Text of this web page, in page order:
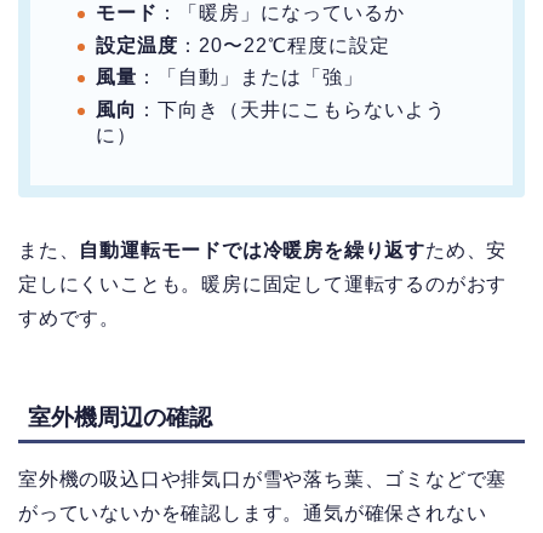
モード ：「暖房」になっているか
設定温度 ：20〜22℃程度に設定
風量 ：「自動」または「強」
風向 ： 下向き
（天井にこもらないよう
に）
また、 自動運転モードでは冷暖房を繰り返すため、安
定しにくいことも。暖房に固定して運転するのがおす
すめです。
室外機周辺の確認
室外機の吸込口や排気口が雪や落ち葉、ゴミなどで塞
がっていないかを確認します。通気が確保されない